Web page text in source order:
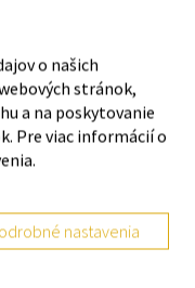
korenistá vôňa pre
o našich
stránok,
a na poskytovanie
Pre viac informácií o
nastavenia